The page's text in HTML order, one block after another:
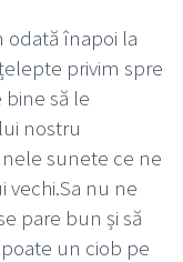
odată înapoi la
privim spre
să le
nostru
sunete ce ne
vechi.Sa nu ne
pare bun și să
un ciob pe